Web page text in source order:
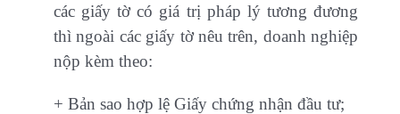
các giấy tờ có giá trị pháp lý tương đương
thì ngoài các giấy tờ nêu trên, doanh nghiệp
nộp kèm theo:
+ Bản sao hợp lệ Giấy chứng nhận đầu tư;